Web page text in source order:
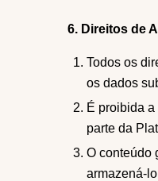
6. Direitos de
Todos os
os dados
É proibida
parte da
O conteúdo
armazená-